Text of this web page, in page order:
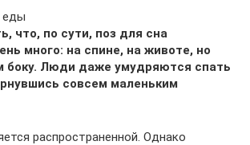
еды
что, по сути, поз для сна
много: на спине, на животе, но
боку. Люди даже умудряются спать
совсем маленьким
распространенной. Однако